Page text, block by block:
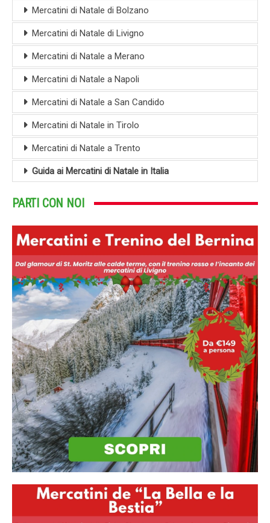
Mercatini di Natale di Bolzano
Mercatini di Natale di Livigno
Mercatini di Natale a Merano
Mercatini di Natale a Napoli
Mercatini di Natale a San Candido
Mercatini di Natale in Tirolo
Mercatini di Natale a Trento
Guida ai Mercatini di Natale in Italia
PARTI CON NOI